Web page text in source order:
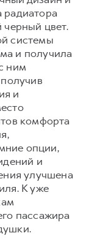
радиатора
черный цвет.
системы
и получила
ним
и
комфорта
опции,
и
улучшена
К уже
пассажира